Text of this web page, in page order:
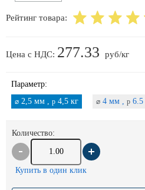
Рейтинг товара:
Цена с НДС: 277.33 руб/кг
Параметр:
⌀ 2,5 мм , p 4,5 кг ⌀ 4 мм , p 6.5
Количество:
Купить в один клик